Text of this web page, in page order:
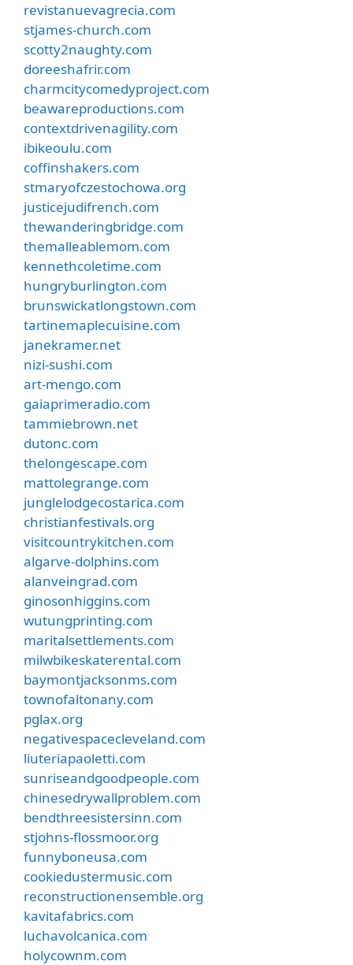
revistanuevagrecia.com
stjames-church.com
scotty2naughty.com
doreeshafrir.com
charmcitycomedyproject.com
beawareproductions.com
contextdrivenagility.com
ibikeoulu.com
coffinshakers.com
stmaryofczestochowa.org
justicejudifrench.com
thewanderingbridge.com
themalleablemom.com
kennethcoletime.com
hungryburlington.com
brunswickatlongstown.com
tartinemaplecuisine.com
janekramer.net
nizi-sushi.com
art-mengo.com
gaiaprimeradio.com
tammiebrown.net
dutonc.com
thelongescape.com
mattolegrange.com
junglelodgecostarica.com
christianfestivals.org
visitcountrykitchen.com
algarve-dolphins.com
alanveingrad.com
ginosonhiggins.com
wutungprinting.com
maritalsettlements.com
milwbikeskaterental.com
baymontjacksonms.com
townofaltonany.com
pglax.org
negativespacecleveland.com
liuteriapaoletti.com
sunriseandgoodpeople.com
chinesedrywallproblem.com
bendthreesistersinn.com
stjohns-flossmoor.org
funnyboneusa.com
cookiedustermusic.com
reconstructionensemble.org
kavitafabrics.com
luchavolcanica.com
holycownm.com